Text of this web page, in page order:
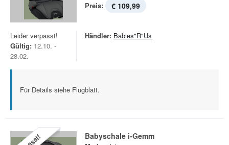
Preis: € 109,99
Leider verpasst!
Gültig: 12.10. -
28.02.
Händler: Babies"R"Us
Für Details siehe Flugblatt.
Babyschale i-Gemm